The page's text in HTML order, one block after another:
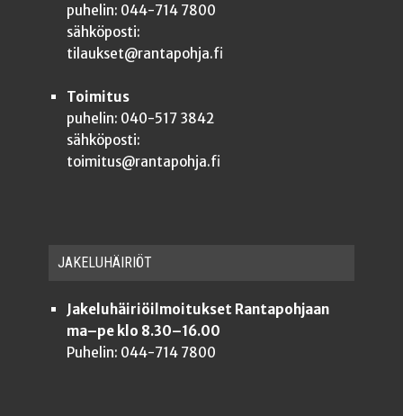
puhelin: 044-714 7800
sähköposti:
tilaukset@rantapohja.fi
Toimitus
puhelin: 040-517 3842
sähköposti:
toimitus@rantapohja.fi
JAKE­LU­HÄI­RIÖT
Jakeluhäiriöilmoitukset Rantapohjaan
ma–pe klo 8.30–16.00
Puhelin: 044-714 7800